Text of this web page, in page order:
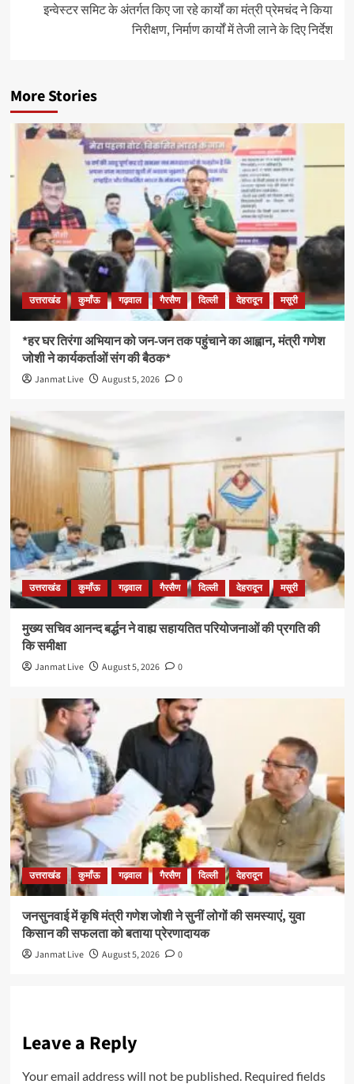
इन्वेस्टर समिट के अंतर्गत किए जा रहे कार्यों का मंत्री प्रेमचंद ने किया
निरीक्षण, निर्माण कार्यों में तेजी लाने के दिए निर्देश
More Stories
उत्तराखंड कुमाँऊ गढ़वाल गैरसैण दिल्ली देहरादून मसूरी
*हर घर तिरंगा अभियान को जन-जन तक पहुंचाने का आह्वान, मंत्री गणेश
जोशी ने कार्यकर्ताओं संग की बैठक*
Janmat Live August 5, 2026 0
उत्तराखंड कुमाँऊ गढ़वाल गैरसैण दिल्ली देहरादून मसूरी
मुख्य सचिव आनन्द बर्द्धन ने वाह्य सहायतित परियोजनाओं की प्रगति की
कि समीक्षा
Janmat Live August 5, 2026 0
उत्तराखंड कुमाँऊ गढ़वाल गैरसैण दिल्ली देहरादून
जनसुनवाई में कृषि मंत्री गणेश जोशी ने सुनीं लोगों की समस्याएं, युवा
किसान की सफलता को बताया प्रेरणादायक
Janmat Live August 5, 2026 0
Leave a Reply
Your email address will not be published. Required fields